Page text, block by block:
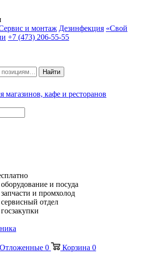
и монтаж Дезинфекция «Свой
+7 (473) 206-55-55
Найти
оборудование и посуда
запчасти и промхолод
сервисный отдел
госзакупки
Отложенные 0 Корзина 0